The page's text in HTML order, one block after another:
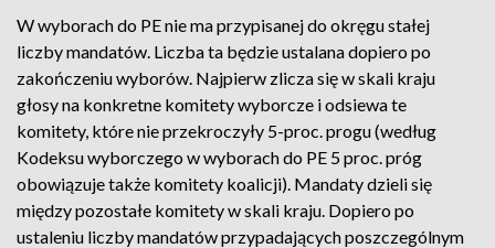
W wyborach do PE nie ma przypisanej do okręgu stałej
liczby mandatów. Liczba ta będzie ustalana dopiero po
zakończeniu wyborów. Najpierw zlicza się w skali kraju
głosy na konkretne komitety wyborcze i odsiewa te
komitety, które nie przekroczyły 5-proc. progu (według
Kodeksu wyborczego w wyborach do PE 5 proc. próg
obowiązuje także komitety koalicji). Mandaty dzieli się
między pozostałe komitety w skali kraju. Dopiero po
ustaleniu liczby mandatów przypadających poszczególnym